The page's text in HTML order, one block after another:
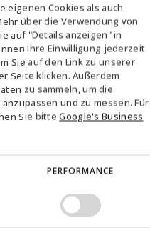
Sie einen
teilen ihr Wissen
um eine
entspricht, die
ENGLISH
DANISH
GERMAN
NORWEGIAN
SWEDISH
eigenen Cookies als auch
über die Verwendung von
auf "Details anzeigen" in
Ihre Einwilligung jederzeit
Sie auf den Link zu unserer
Seite klicken. Außerdem
zu sammeln, um die
und zu messen. Für
Sie bitteGoogle's Business
PERFORMANCE